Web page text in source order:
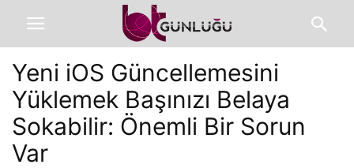
Yeni iOS Güncellemesini
Yüklemek Başınızı Belaya
Sokabilir: Önemli Bir Sorun
Var